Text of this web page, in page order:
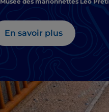
En savoir plus